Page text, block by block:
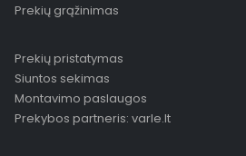
Prekių grąžinimas
Prekių pristatymas
Siuntos sekimas
Montavimo paslaugos
Prekybos partneris: varle.lt